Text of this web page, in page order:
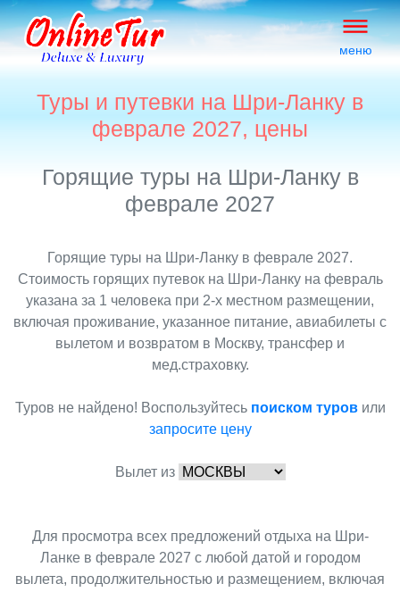
меню
Туры и путевки на Шри-Ланку в
феврале 2027, цены
Горящие туры на Шри-Ланку в
феврале 2027
Горящие туры на Шри-Ланку в феврале 2027.
Стоимость горящих путевок на Шри-Ланку на февраль
указана за 1 человека при 2-х местном размещении,
включая проживание, указанное питание, авиабилеты с
вылетом и возвратом в Москву, трансфер и
мед.страховку.
Туров не найдено! Воспользуйтесь поиском туровили
запросите цену
Вылет из
Для просмотра всех предложений отдыха на Шри-
Ланке в феврале 2027 с любой датой и городом
вылета, продолжительностью и размещением, включая